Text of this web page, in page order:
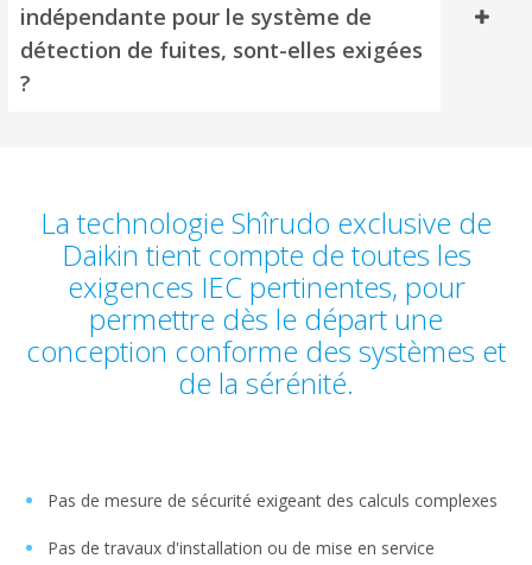
indépendante pour le système de
détection de fuites, sont-elles exigées
?
La technologie Shîrudo exclusive de
Daikin tient compte de toutes les
exigences IEC pertinentes, pour
permettre dès le départ une
conception conforme des systèmes et
de la sérénité.
Pas de mesure de sécurité exigeant des calculs complexes
Pas de travaux d'installation ou de mise en service